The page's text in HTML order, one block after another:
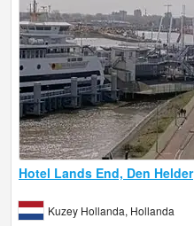
Hotel Lands End, Den Helder
Kuzey Hollanda, Hollanda